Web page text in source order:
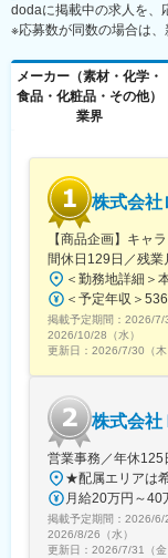
▼顧客対応・
・ご要望のヒ
・お渡し時のケ
・定期フォロ
・顧客情報の
・売場づくり
・在庫管理・入
・売上管理・簡
■この仕事の特
★「ありがとう
思い出の詰ま
ら心からの感
★長く続くお客
リフォーム・
信頼関係を築
★“売るだけで
お客様の背景
す。
■配属先につい
20代～40代の
落ち着いた雰
・過去5年の産
・復職率：約90
dodaに掲載中の求人を、
※応募数が同数の場合は、
メーカー（素材・化学・
食品・化粧品・その他）
業界
株式会社
【商品企画】キャ
間休日129日／残業
掲載予定期間： 2026/7/
2026/10/28（水）
更新日： 2026/7/30（木
株式会社
営業事務／年休125
月給20万円～40
掲載予定期間： 2026/6/
2026/8/26（水）
更新日： 2026/7/31（金